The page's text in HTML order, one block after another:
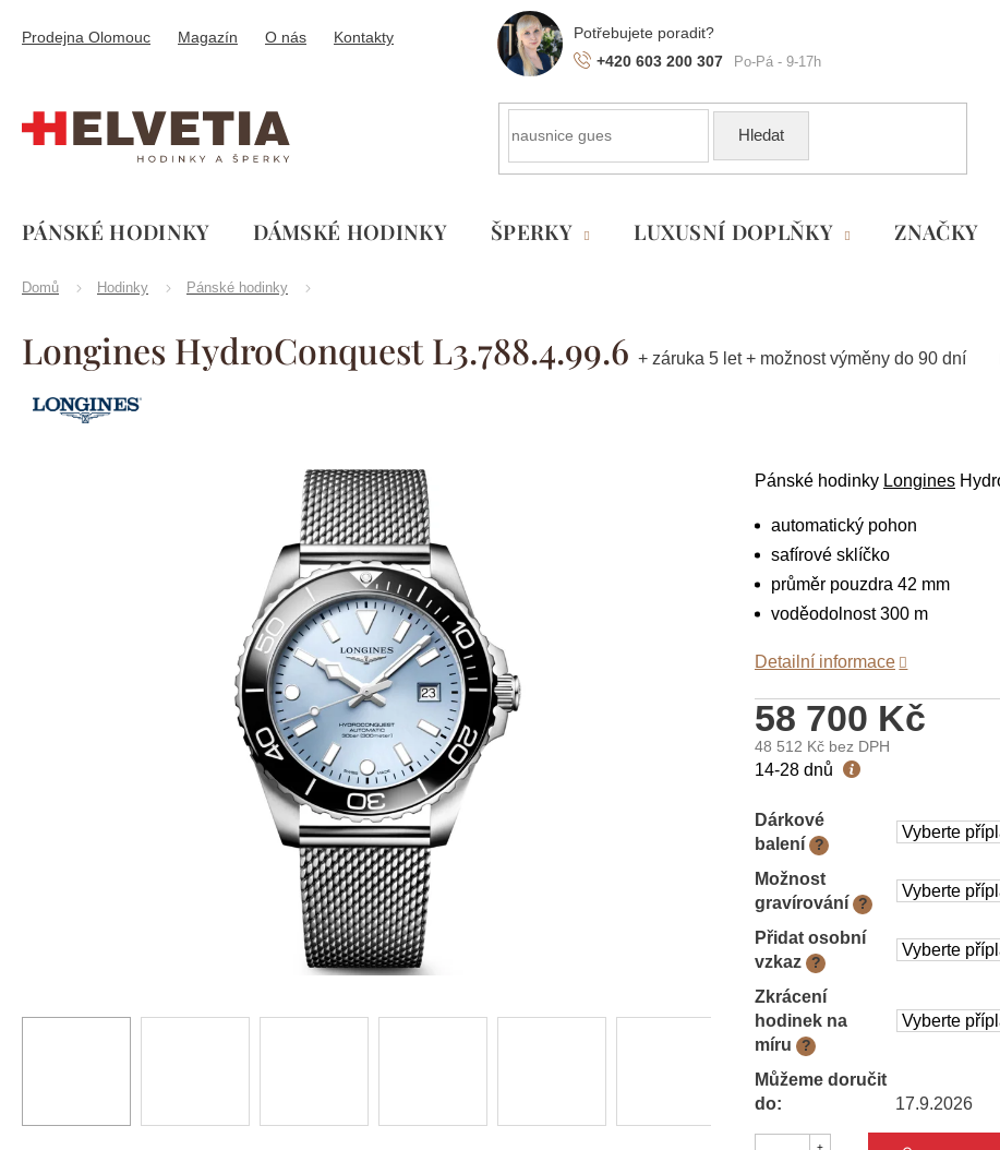
obsah
+420 603 200 307
Prodejna Olomouc Magazín O nás Kontakty
Hledat
PÁNSKÉ HODINKY DÁMSKÉ HODINKY ŠPERKY LUXUSNÍ DOPLŇKY ZNAČKY
Domů Hodinky Pánské hodinky
Longines HydroConquest L3.788.4.99.6 + záruka 5 let + možnost výměny do 90 dní
Značka:Longines
58 700 Kč
48 512 Kč bez DPH
Měrná
14-28 dnů
Dárkové
balení
?
Možnost
gravírování
?
Přidat osobní
vzkaz
?
Zkrácení
hodinek na
míru
?
Můžeme doručit
do:
17.9.2026
Pánské hodinky Longines
automatický pohon
safírové sklíčko
průměr pouzdra 42 mm
voděodolnost 300 m
Detailní informace